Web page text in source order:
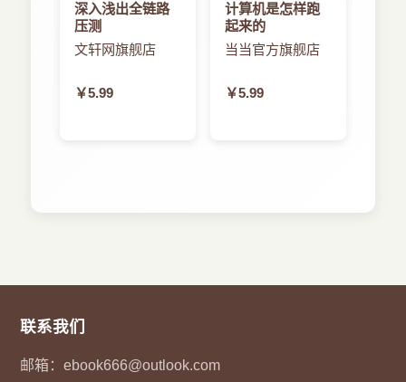
深入浅出全链路
压测
文轩网旗舰店
￥5.99
计算机是怎样跑
起来的
当当官方旗舰店
￥5.99
联系我们
邮箱：ebook666@outlook.com